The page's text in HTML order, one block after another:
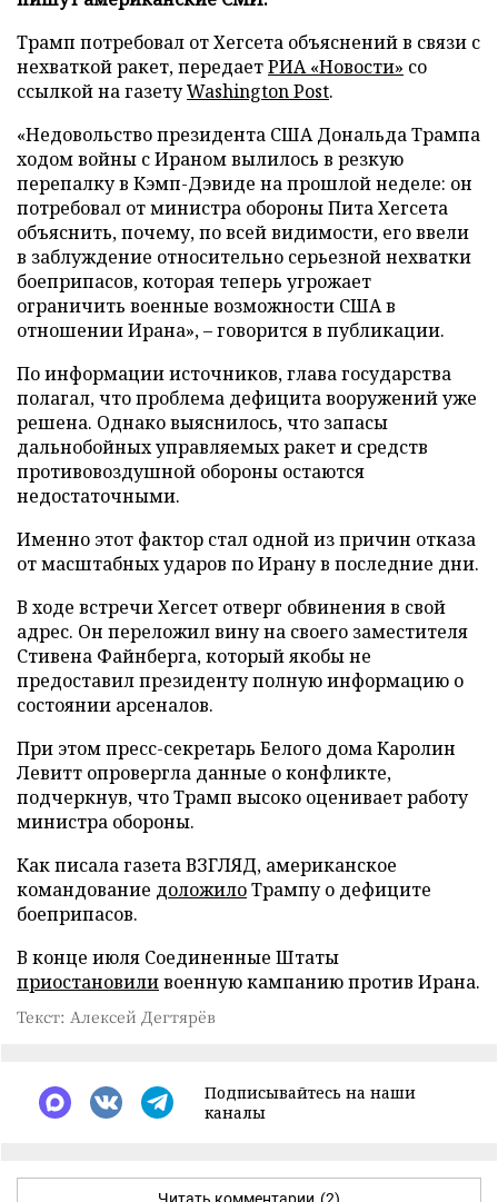
Трамп потребовал от Хегсета объяснений в связи с
нехваткой ракет, передаетРИА «Новости» со
ссылкой на газетуWashington Post.
«Недовольство президента США Дональда Трампа
ходом войны с Ираном вылилось в резкую
перепалку в Кэмп-Дэвиде на прошлой неделе: он
потребовал от министра обороны Пита Хегсета
объяснить, почему, по всей видимости, его ввели
в заблуждение относительно серьезной нехватки
боеприпасов, которая теперь угрожает
ограничить военные возможности США в
отношении Ирана», – говорится в публикации.
По информации источников, глава государства
полагал, что проблема дефицита вооружений уже
решена. Однако выяснилось, что запасы
дальнобойных управляемых ракет и средств
противовоздушной обороны остаются
недостаточными.
Именно этот фактор стал одной из причин отказа
от масштабных ударов по Ирану в последние дни.
В ходе встречи Хегсет отверг обвинения в свой
адрес. Он переложил вину на своего заместителя
Стивена Файнберга, который якобы не
предоставил президенту полную информацию о
состоянии арсеналов.
При этом пресс-секретарь Белого дома Каролин
Левитт опровергла данные о конфликте,
подчеркнув, что Трамп высоко оценивает работу
министра обороны.
Как писала газета ВЗГЛЯД, американское
командование доложилоТрампу о дефиците
боеприпасов.
В конце июля Соединенные Штаты
приостановиливоенную кампанию против Ирана.
Текст: Алексей Дегтярёв
Подписывайтесь на наши
каналы
Читать комментарии (2)